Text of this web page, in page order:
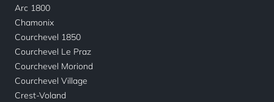
Arc 1800
Chamonix
Courchevel 1850
Courchevel Le Praz
Courchevel Moriond
Courchevel Village
Crest-Voland